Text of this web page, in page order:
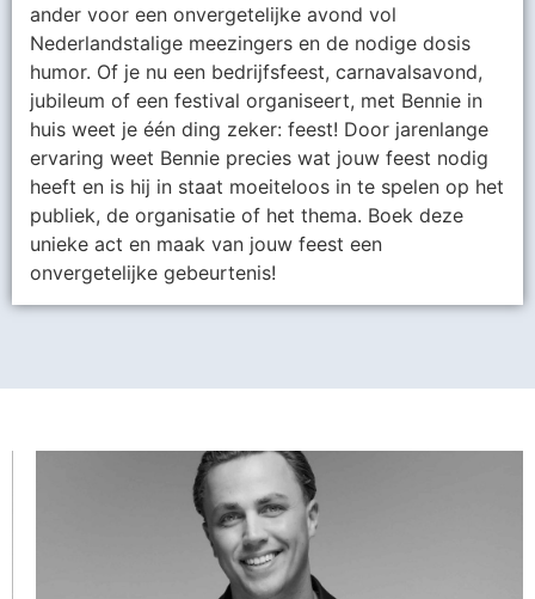
ander voor een onvergetelijke avond vol
Nederlandstalige meezingers en de nodige dosis
humor. Of je nu een bedrijfsfeest, carnavalsavond,
jubileum of een festival organiseert, met Bennie in
huis weet je één ding zeker: feest! Door jarenlange
ervaring weet Bennie precies wat jouw feest nodig
heeft en is hij in staat moeiteloos in te spelen op het
publiek, de organisatie of het thema. Boek deze
unieke act en maak van jouw feest een
onvergetelijke gebeurtenis!